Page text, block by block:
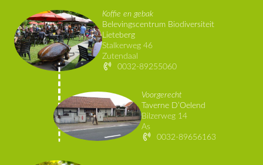
Koffie en gebak
Belevingscentrum Biodiversiteit
Lieteberg
Stalkerweg 46
Zutendaal
0032-89255060
Voorgerecht
Taverne D’Oelend
Bilzerweg 14
As
0032-89656163